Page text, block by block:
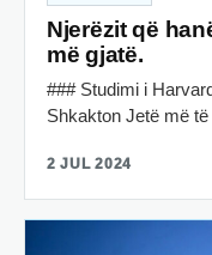
Njerëzit që
më gjatë.
### Studimi i
Shkakton Jetë më
2 JUL 2024